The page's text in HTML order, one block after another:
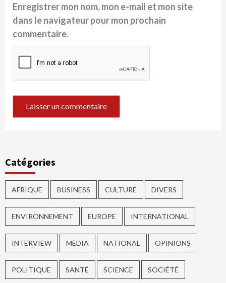
Enregistrer mon nom, mon e-mail et mon site
dans le navigateur pour mon prochain
commentaire.
Catégories
AFRIQUE BUSINESS CULTURE DIVERS
ENVIRONNEMENT EUROPE INTERNATIONAL
INTERVIEW MÉDIA NATIONAL OPINIONS
POLITIQUE SANTÉ SCIENCE SOCIÉTÉ